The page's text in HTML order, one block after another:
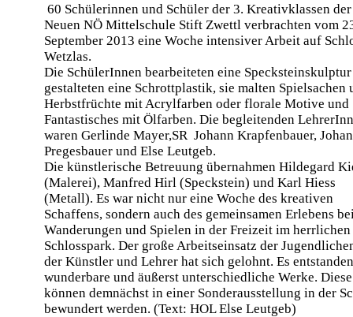
60 Schülerinnen und Schüler der 3. Kreativklassen der
Neuen NÖ Mittelschule Stift Zwettl verbrachten vom
September 2013 eine Woche intensiver Arbeit auf
Wetzlas.
Die SchülerInnen bearbeiteten eine
gestalteten eine Schrottplastik, sie malten Spielsachen
Herbstfrüchte mit Acrylfarben oder florale Motive und
Fantastisches mit Ölfarben. Die begleitenden
waren Gerlinde Mayer,SR Johann Krapfenbauer,
Pregesbauer und Else Leutgeb.
Die künstlerische Betreuung übernahmen Hildegard
(Malerei), Manfred Hirl (Speckstein) und Karl Hiess
(Metall). Es war nicht nur eine Woche des kreativen
Schaffens, sondern auch des gemeinsamen Erlebens
Wanderungen und Spielen in der Freizeit im herrlichen
Schlosspark. Der große Arbeitseinsatz der
der Künstler und Lehrer hat sich gelohnt. Es
wunderbare und äußerst unterschiedliche Werke. Diese
können demnächst in einer Sonderausstellung in der
bewundert werden. (Text: HOL Else Leutgeb)